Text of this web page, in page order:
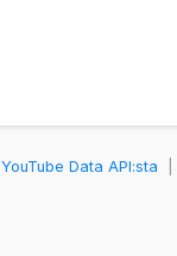
YouTube Data API:sta